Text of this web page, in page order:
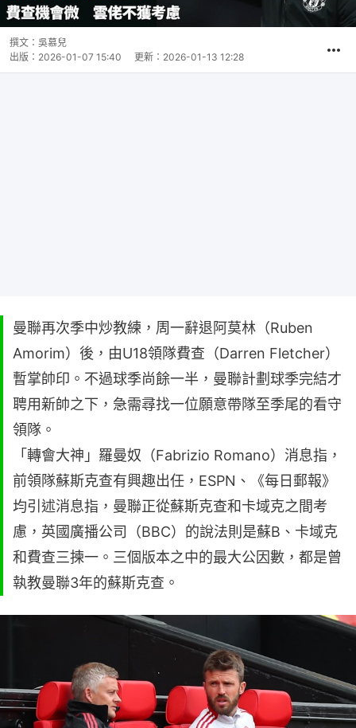
撰文： 吳慕兒
出版： 2026-01-07 15:40 更新： 2026-01-13 12:28
曼聯再次季中炒教練，周一辭退阿莫林（Ruben
Amorim）後，由U18領隊費查（Darren Fletcher）
暫掌帥印。不過球季尚餘一半，曼聯計劃球季完結才
聘用新帥之下，急需尋找一位願意帶隊至季尾的看守
領隊。
「轉會大神」羅曼奴（Fabrizio Romano）消息指，
前領隊蘇斯克查有興趣出任，ESPN、《每日郵報》
均引述消息指，曼聯正從蘇斯克查和卡域克之間考
慮，英國廣播公司（BBC）的說法則是蘇B、卡域克
和費查三揀一。三個版本之中的最大公因數，都是曾
執教曼聯3年的蘇斯克查。